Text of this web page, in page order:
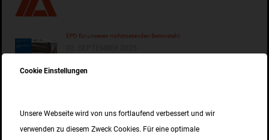
EPD für unseren nichtrostenden Betonstahl
Cookie Einstellungen
Unsere Webseite wird von uns fortlaufend verbessert und wir
verwenden zu diesem Zweck Cookies. Für eine optimale